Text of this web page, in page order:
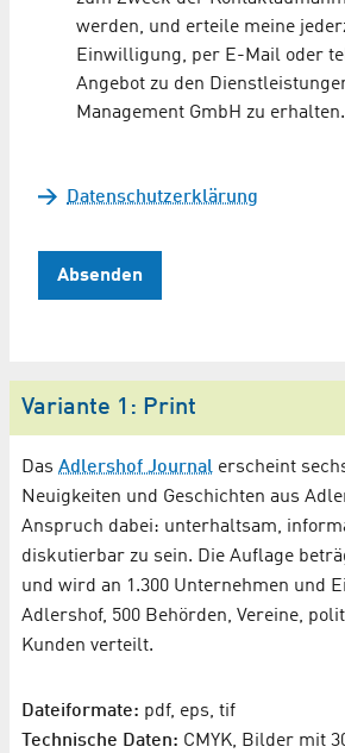
werden, und erteile meine
Einwilligung, per E-Mail oder
Angebot zu den
Management GmbH zu erhalten.
Datenschutzerklärung
Absenden
Variante 1: Print
Das Adlershof Journal erscheint
Neuigkeiten und Geschichten aus
Anspruch dabei: unterhaltsam,
diskutierbar zu sein. Die Auflage
und wird an 1.300 Unternehmen und
Adlershof, 500 Behörden, Vereine,
Kunden verteilt.
Dateiformate: pdf, eps, tif
Technische Daten: CMYK, Bilder mit